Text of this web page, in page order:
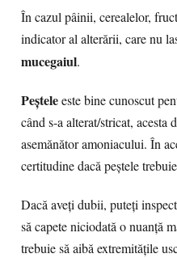
În cazul pâinii, cerealelor,
indicator al alterării, care nu
mucegaiul.
Peșteleeste bine cunoscut
când s-a alterat/stricat, acesta
asemănător amoniacului. În
certitudine dacă peștele
Dacă aveți dubii, puteți
să capete niciodată o nuanță
trebuie să aibă extremitățile